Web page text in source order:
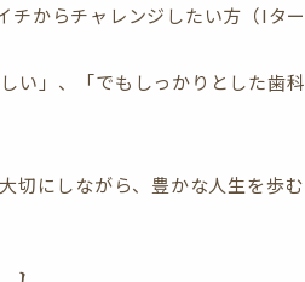
からチャレンジしたい方（Iタ
」、「でもしっかりとした歯
切にしながら、豊かな人生を歩